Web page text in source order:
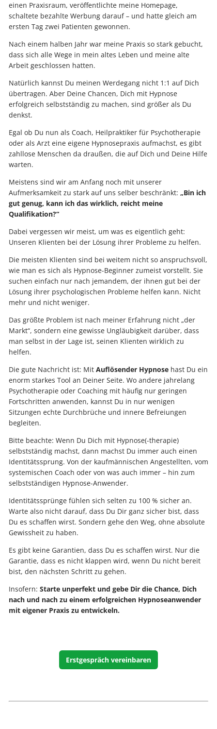
einen Praxisraum, veröffentlichte meine Homepage,
schaltete bezahlte Werbung darauf – und hatte gleich am
ersten Tag zwei Patienten gewonnen.
Nach einem halben Jahr war meine Praxis so stark gebucht,
dass sich alle Wege in mein altes Leben und meine alte
Arbeit geschlossen hatten.
Natürlich kannst Du meinen Werdegang nicht 1:1 auf Dich
übertragen. Aber Deine Chancen, Dich mit Hypnose
erfolgreich selbstständig zu machen, sind größer als Du
denkst.
Egal ob Du nun als Coach, Heilpraktiker für Psychotherapie
oder als Arzt eine eigene Hypnosepraxis aufmachst, es gibt
zahllose Menschen da draußen, die auf Dich und Deine Hilfe
warten.
Meistens sind wir am Anfang noch mit unserer
Aufmerksamkeit zu stark auf uns selber beschränkt: „Bin ich
gut genug, kann ich das wirklich, reicht meine
Qualifikation?“
Dabei vergessen wir meist, um was es eigentlich geht:
Unseren Klienten bei der Lösung ihrer Probleme zu helfen.
Die meisten Klienten sind bei weitem nicht so anspruchsvoll,
wie man es sich als Hypnose-Beginner zumeist vorstellt. Sie
suchen einfach nur nach jemandem, der ihnen gut bei der
Lösung ihrer psychologischen Probleme helfen kann. Nicht
mehr und nicht weniger.
Das größte Problem ist nach meiner Erfahrung nicht „der
Markt“, sondern eine gewisse Ungläubigkeit darüber, dass
man selbst in der Lage ist, seinen Klienten wirklich zu
helfen.
Die gute Nachricht ist: Mit Auflösender Hypnosehast Du ein
enorm starkes Tool an Deiner Seite. Wo andere jahrelang
Psychotherapie oder Coaching mit häufig nur geringen
Fortschritten anwenden, kannst Du in nur wenigen
Sitzungen echte Durchbrüche und innere Befreiungen
begleiten.
Bitte beachte: Wenn Du Dich mit Hypnose(-therapie)
selbstständig machst, dann machst Du immer auch einen
Identitätssprung. Von der kaufmännischen Angestellten, vom
systemischen Coach oder von was auch immer – hin zum
selbstständigen Hypnose-Anwender.
Identitätssprünge fühlen sich selten zu 100 % sicher an.
Warte also nicht darauf, dass Du Dir ganz sicher bist, dass
Du es schaffen wirst. Sondern gehe den Weg, ohne absolute
Gewissheit zu haben.
Es gibt keine Garantien, dass Du es schaffen wirst. Nur die
Garantie, dass es nicht klappen wird, wenn Du nicht bereit
bist, den nächsten Schritt zu gehen.
Insofern: Starte unperfekt und gebe Dir die Chance, Dich
nach und nach zu einem erfolgreichen Hypnoseanwender
mit eigener Praxis zu entwickeln.
Erstgespräch vereinbaren